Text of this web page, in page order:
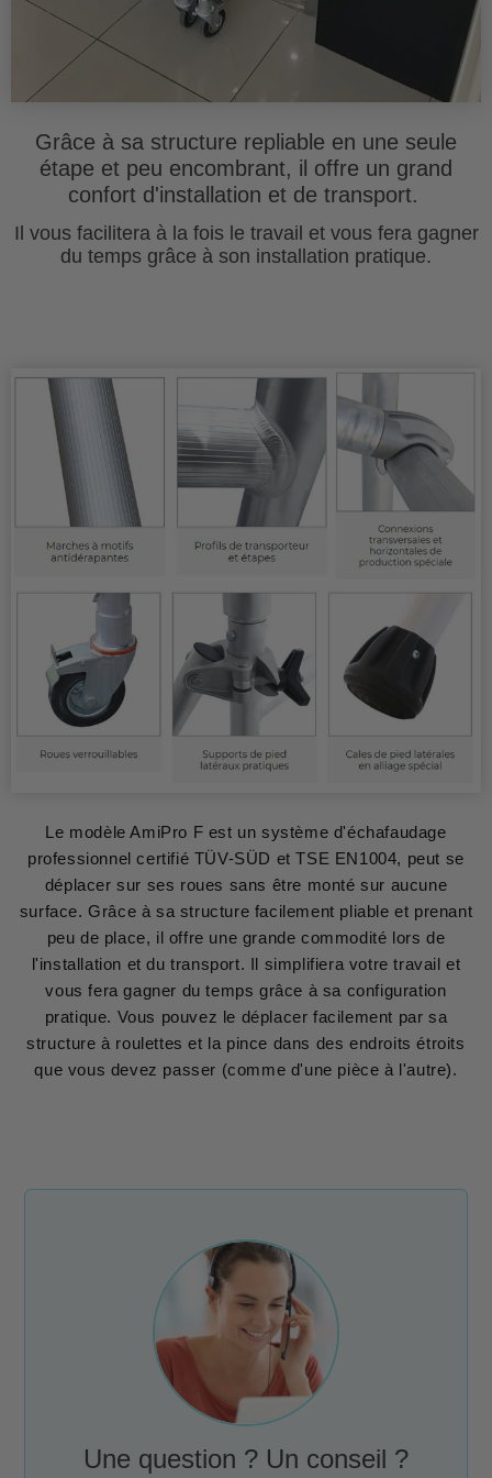
Grâce à sa structure repliable en une seule
étape et peu encombrant, il offre un grand
confort d'installation et de transport.
Il vous facilitera à la fois le travail et vous fera gagner
du temps grâce à son installation pratique.
Le modèle AmiPro F est un système d'échafaudage
professionnel certifié TÜV-SÜD et TSE EN1004, peut se
déplacer sur ses roues sans être monté sur aucune
surface. Grâce à sa structure facilement pliable et prenant
peu de place, il offre une grande commodité lors de
l'installation et du transport. Il simplifiera votre travail et
vous fera gagner du temps grâce à sa configuration
pratique. Vous pouvez le déplacer facilement par sa
structure à roulettes et la pince dans des endroits étroits
que vous devez passer (comme d'une pièce à l'autre).
Une question ? Un conseil ?